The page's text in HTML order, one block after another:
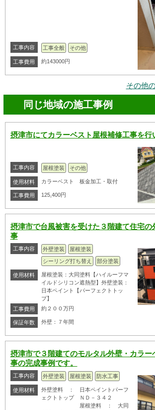
工事内容 工事全般 その他
工事費用 約143000円
その他
同じ地域の施工事例
摂津市にてカラーベスト屋根補修工事を行
工事内容 屋根塗装 その他
使用材料 カラーベスト 板金加工・取付
工事費用 125,400円
摂津市で台風被害を受けた３階建て住宅の
事
工事内容 外壁塗装
屋根塗装
シーリング打ち替え
部分塗装
使用材料
屋根塗装：大同塗料【ハイルーフマ
イルドシリコン遮熱型】外壁塗装：
日本ペイント【パーフェクトトッ
プ】
工事費用
約２００万円
保証年数 外壁：７年間
摂津市で３階建てのモルタル外壁・カラー
事の完成事例です。
工事内容 外壁塗装 屋根塗装 防水工事
使用材料
外壁塗料 ： 日本ペイントパーフ
ェクトトップ ＮＤ－３４２
屋根塗料 ： 大同